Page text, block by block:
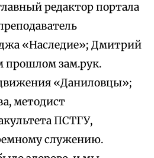
редактор портала
«Наследие»; Дмитрий
прошлом зам.рук.
«Даниловцы»;
методист
ПСТГУ,
служению.